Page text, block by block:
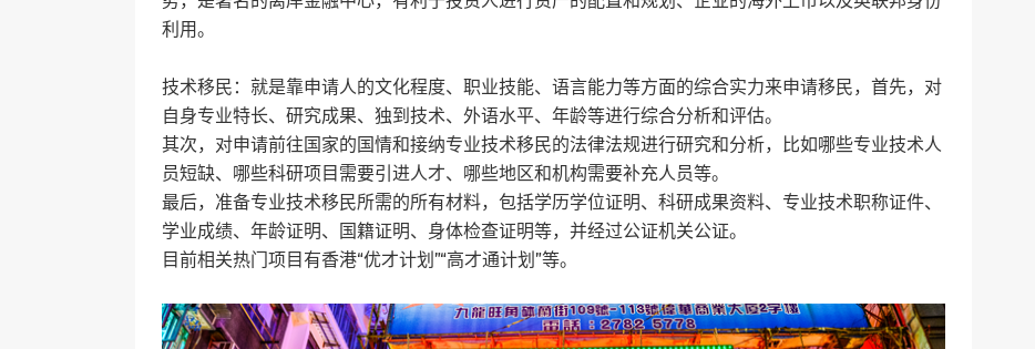
利用。
技术移民：就是靠申请人的文化程度、职业技能、语言能力等方面的综合实力来申请移民，首先，对
自身专业特长、研究成果、独到技术、外语水平、年龄等进行综合分析和评估。
其次，对申请前往国家的国情和接纳专业技术移民的法律法规进行研究和分析，比如哪些专业技术人
员短缺、哪些科研项目需要引进人才、哪些地区和机构需要补充人员等。
最后，准备专业技术移民所需的所有材料，包括学历学位证明、科研成果资料、专业技术职称证件、
学业成绩、年龄证明、国籍证明、身体检查证明等，并经过公证机关公证。
目前相关热门项目有香港“优才计划”“高才通计划”等。